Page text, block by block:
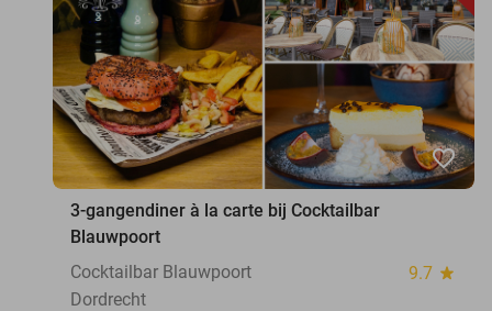
favorite_border
3-gangendiner à la carte bij Cocktailbar
Blauwpoort
Cocktailbar Blauwpoort
9.7 star
Dordrecht